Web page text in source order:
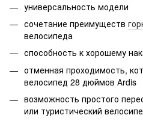
универсальность модели
сочетание преимуществ
велосипеда
способность к хорошему
отменная проходимость,
велосипед 28 дюймов Аrdis
возможность простого
или туристический